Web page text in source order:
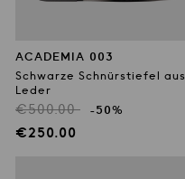
ACADEMIA 003
Schwarze Schnürstiefel aus
Leder
Regulärer
Preis
€500.00 -50%
Verkaufspreis
€250.00